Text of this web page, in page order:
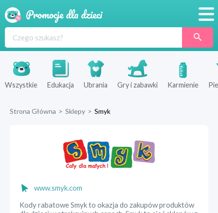
Produkty
Sklepy
Wszystkie Edukacja Ubrania Gry i zabawki Karmienie
Strona Główna > Sklepy > Smyk
www.smyk.com
Kody rabatowe Smyk to okazja do zakupów produktów